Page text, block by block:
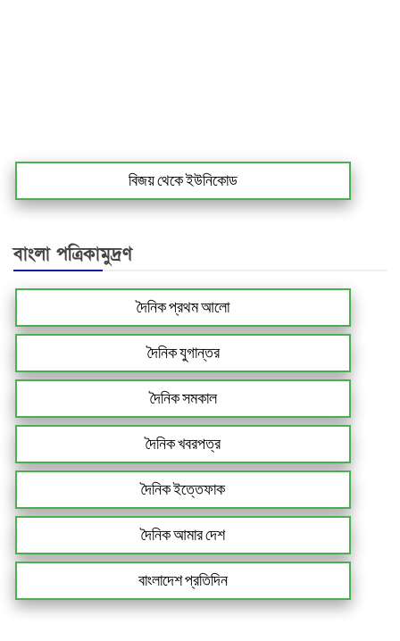
বিজয় থেকে ইউনিকোড
বাংলা পত্রিকামুদ্রণ
দৈনিক প্রথম আলো
দৈনিক যুগান্তর
দৈনিক সমকাল
দৈনিক খবরপত্র
দৈনিক ইত্তেফাক
দৈনিক আমার দেশ
বাংলাদেশ প্রতিদিন